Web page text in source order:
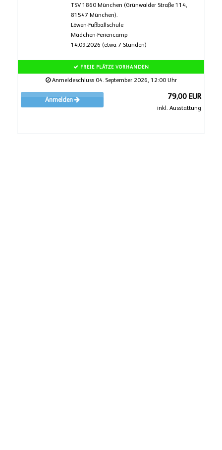
TSV 1860 München (Grünwalder Straße 114,
81547 München).
Löwen-Fußballschule
Mädchen-Feriencamp
14.09.2026 (etwa 7 Stunden)
FREIE PLÄTZE VORHANDEN
Anmeldeschluss 04. September 2026, 12:00 Uhr
Anmelden 79,00 EUR
inkl. Ausstattung